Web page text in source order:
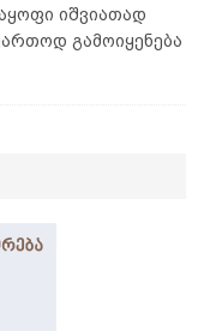
იშვიათად
გამოიყენება